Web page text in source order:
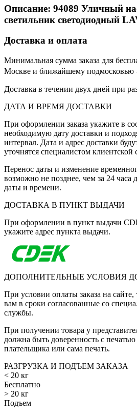
Описание: 94089 Уличный
светильник светодиодный
Доставка и оплата
Минимальная сумма заказа для
Москве и ближайшему
Доставка в течении двух дней при
ДАТА И ВРЕМЯ ДОСТАВКИ
При оформлении заказа укажите в
необходимую дату доставки и
интервал. Дата и адрес доставки
уточнятся специалистом клиентской
Перенос даты и изменение
возможно не позднее, чем за 24 часа
даты и времени.
ДОСТАВКА В ПУНКТ ВЫДАЧИ
При оформлении в пункт выдачи
укажите адрес пункта выдачи.
ДОПОЛНИТЕЛЬНЫЕ УСЛОВИЯ
При условии оплаты заказа на сайте,
вам в сроки согласованные со
службы.
При получении товара у
должна быть доверенность с
плательщика или сама печать.
РАЗГРУЗКА И ПОДЪЕМ ЗАКАЗА
< 20 кг
Бесплатно
> 20 кг
Подъем